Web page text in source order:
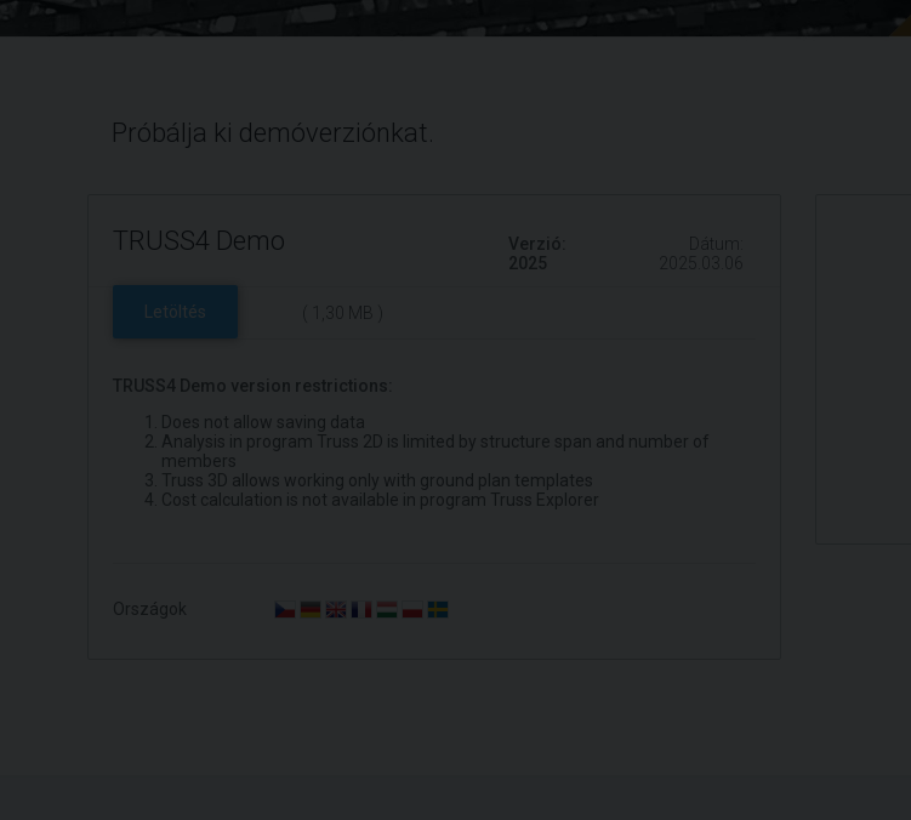
Próbálja ki demóverziónkat.
TRUSS4 Demo
Verzió:
2025
Dátum:
2025.03.06
Letöltés ( 1,30 MB )
TRUSS4 Demo version restrictions:
Does not allow saving data
Analysis in program Truss 2D is limited by structure span and number of
members
Truss 3D allows working only with ground plan templates
Cost calculation is not available in program Truss Explorer
Országok